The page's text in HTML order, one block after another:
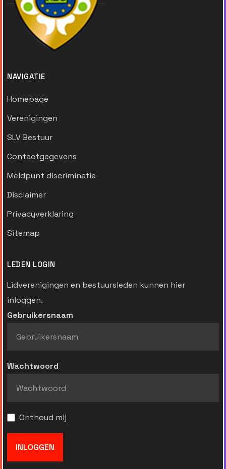
NAVIGATIE
Homepage
Verenigingen
SLV Bestuur
Contactgegevens
Meldpunt discriminatie
Disclaimer
Privacyverklaring
Sitemap
LEDEN LOGIN
Lidverenigingen en bestuursleden kunnen hier
inloggen.
Gebruikersnaam
Wachtwoord
Onthoud mij
INLOGGEN